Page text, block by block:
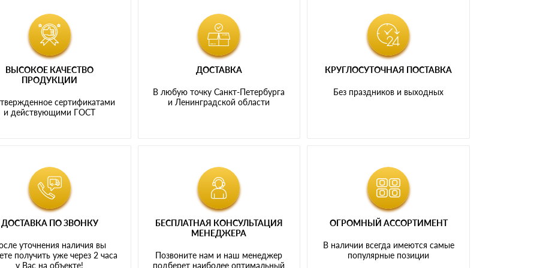
ВЫСОКОЕ КАЧЕСТВО
ПРОДУКЦИИ
сертификатами
и действующими ГОСТ
ДОСТАВКА
В любую точку Санкт-Петербурга
и Ленинградской области
КРУГЛОСУТОЧНАЯ ПОСТАВКА
Без праздников и выходных
ДОСТАВКА ПО ЗВОНКУ
уточнения наличия вы
получить уже через 2 часа
у Вас на объекте!
БЕСПЛАТНАЯ КОНСУЛЬТАЦИЯ
МЕНЕДЖЕРА
Позвоните нам и наш менеджер
подберет наиболее оптимальный
ОГРОМНЫЙ АССОРТИМЕНТ
В наличии всегда имеются самые
популярные позиции